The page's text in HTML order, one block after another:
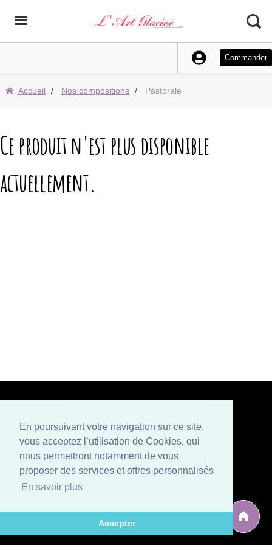
En poursuivant votre navigation sur ce site,
vous acceptez l’utilisation de Cookies, qui
nous permettront notamment de vous
proposer des services et offres personnalisés
En savoir plus
Accepter
Commander
Accueil Nos compositions Pastorale
Ce produit n'est plus disponible
actuellement.
Paiement sécurisé
Mentions légales
Conditions générales de vente
Politique de confidentialité et CGU
, éditeur situé en Avignon (Vaucluse), spécialisé
dans le développement de logiciels et sites internet.